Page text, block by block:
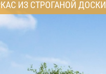
ИЗ СТРОГАНОЙ ДОСКИ